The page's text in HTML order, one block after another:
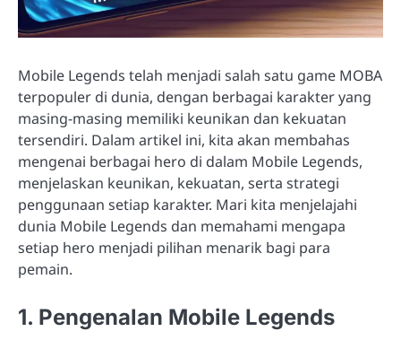
Mobile Legends telah menjadi salah satu game MOBA
terpopuler di dunia, dengan berbagai karakter yang
masing-masing memiliki keunikan dan kekuatan
tersendiri. Dalam artikel ini, kita akan membahas
mengenai berbagai hero di dalam Mobile Legends,
menjelaskan keunikan, kekuatan, serta strategi
penggunaan setiap karakter. Mari kita menjelajahi
dunia Mobile Legends dan memahami mengapa
setiap hero menjadi pilihan menarik bagi para
pemain.
1. Pengenalan Mobile Legends